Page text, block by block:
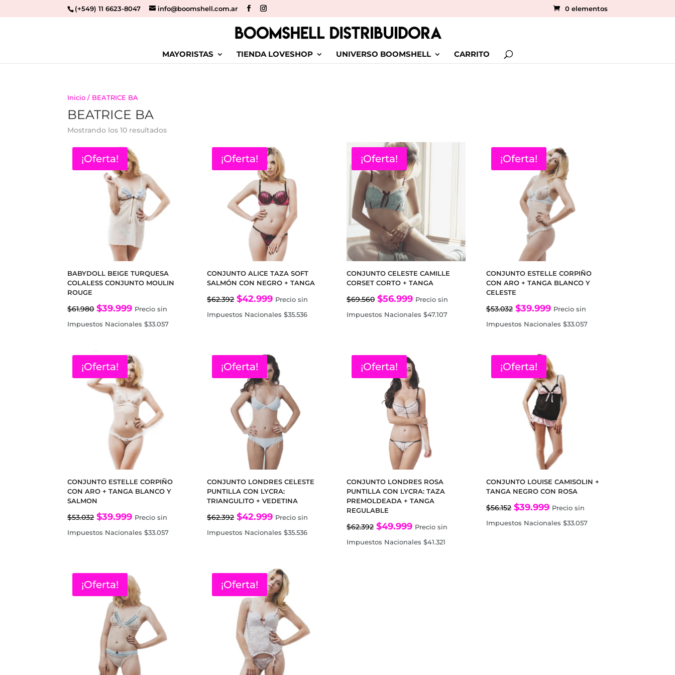
(+549) 11 6623-8047 info@boomshell.com.ar 0 elementos
MAYORISTAS TIENDA LOVESHOP UNIVERSO BOOMSHELL CARRITO
Inicio / BEATRICE BA
BEATRICE BA
Mostrando los 10 resultados
¡Oferta!
BABYDOLL BEIGE TURQUESA
COLALESS CONJUNTO MOULIN
ROUGE
$61.980 El
precio
era:
$61.980.
$39.999El
precio
$39.999.
Precio sin
Impuestos Nacionales$33.057
¡Oferta!
CONJUNTO ALICE TAZA SOFT
SALMÓN CON NEGRO + TANGA
$62.392 El
precio
$62.392.
$42.999El
precio
$42.999.
Precio sin
Impuestos Nacionales$35.536
¡Oferta!
CONJUNTO CELESTE CAMILLE
CORSET CORTO + TANGA
$69.560 El
precio
$69.560.
$56.999El
precio
Precio sin
Impuestos Nacionales$47.107
¡Oferta!
CONJUNTO ESTELLE CORPIÑO
CON ARO + TANGA BLANCO Y
CELESTE
$53.032 El
precio
era:
$53.032.
$39.999El
precio
$39.999.
Precio sin
Impuestos Nacionales$33.057
¡Oferta!
CONJUNTO ESTELLE CORPIÑO
CON ARO + TANGA BLANCO Y
SALMON
$53.032 El
precio
$53.032.
$39.999El
precio
$39.999.
Precio sin
Impuestos Nacionales$33.057
¡Oferta!
CONJUNTO LONDRES CELESTE
PUNTILLA CON LYCRA:
TRIANGULITO + VEDETINA
$62.392 El
precio
$62.392.
$42.999El
precio
$42.999.
Precio sin
Impuestos Nacionales$35.536
¡Oferta!
CONJUNTO LONDRES ROSA
PUNTILLA CON LYCRA: TAZA
PREMOLDEADA + TANGA
REGULABLE
$62.392 El
precio
$49.999El
precio
Precio sin
Impuestos Nacionales$41.321
¡Oferta!
CONJUNTO LOUISE CAMISOLIN +
TANGA NEGRO CON ROSA
$56.152 El
precio
$39.999El
precio
Precio sin
Impuestos Nacionales$33.057
¡Oferta! ¡Oferta!